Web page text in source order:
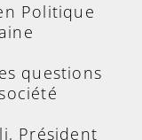
Politique
questions
Président